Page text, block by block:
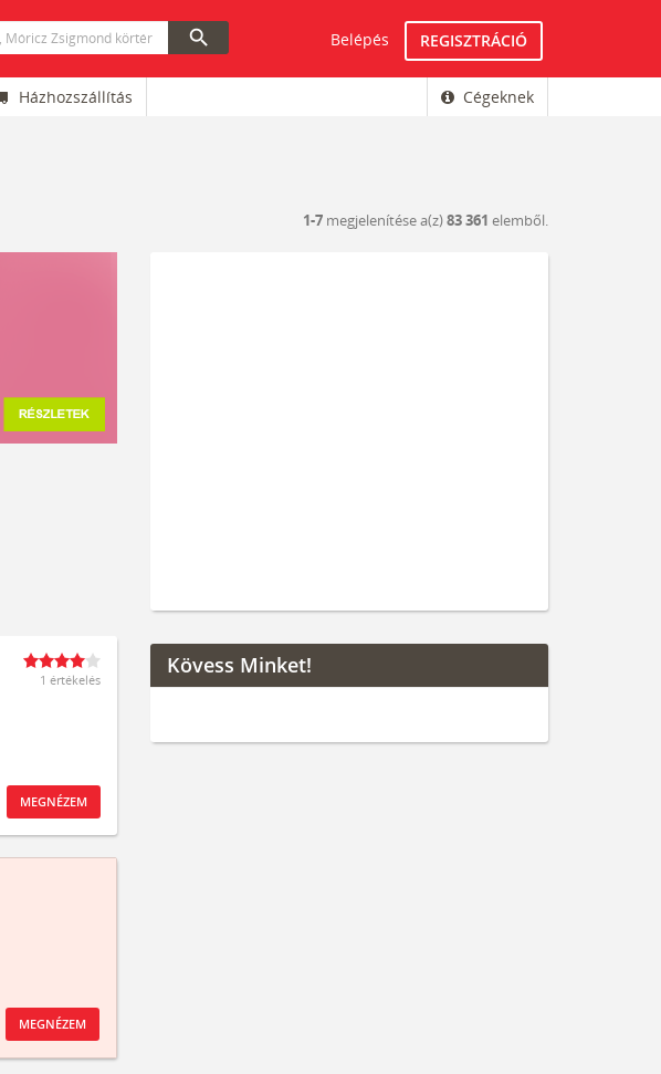
search Belépés REGISZTRÁCIÓ
Házhozszállítás Cégeknek
1-7 megjelenítése a(z)83 361 elemből.
1 értékelés
MEGNÉZEM
MEGNÉZEM
Kövess Minket!